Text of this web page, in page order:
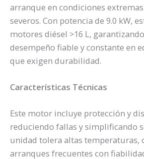
arranque en condiciones
severos. Con potencia de 9.0 kW,
motores diésel >16 L,
desempeño fiable y constante en
que exigen durabilidad.
Características Técnicas
Este motor incluye protección y
reduciendo fallas y simplificando
unidad tolera altas temperaturas,
arranques frecuentes con